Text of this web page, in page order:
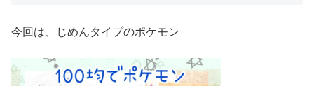
今回は、じめんタイプのポケモン